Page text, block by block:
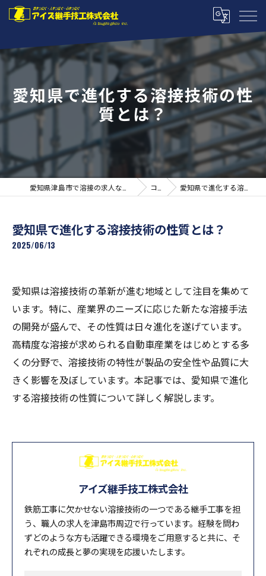
愛知県で進化する溶接技術の性
質とは？
コラム 愛知県で進化する溶接技術の性質とは？
愛知県で進化する溶接技術の性質とは？
2025/06/13
愛知県は溶接技術の革新が進む地域として注目を集めて
います。特に、産業界のニーズに応じた新たな溶接手法
の開発が盛んで、その性質は日々進化を遂げています。
高精度な溶接が求められる自動車産業をはじめとする多
くの分野で、溶接技術の特性が製品の安全性や品質に大
きく影響を及ぼしています。本記事では、愛知県で進化
する溶接技術の性質について詳しく解説します。
アイズ継手技工株式会社
鉄筋工事に欠かせない溶接技術の一つである継手工事を担
う、職人の求人を津島市周辺で行っています。経験を問わ
ずどのような方も活躍できる環境をご用意すると共に、そ
れぞれの成長と夢の実現を応援いたします。